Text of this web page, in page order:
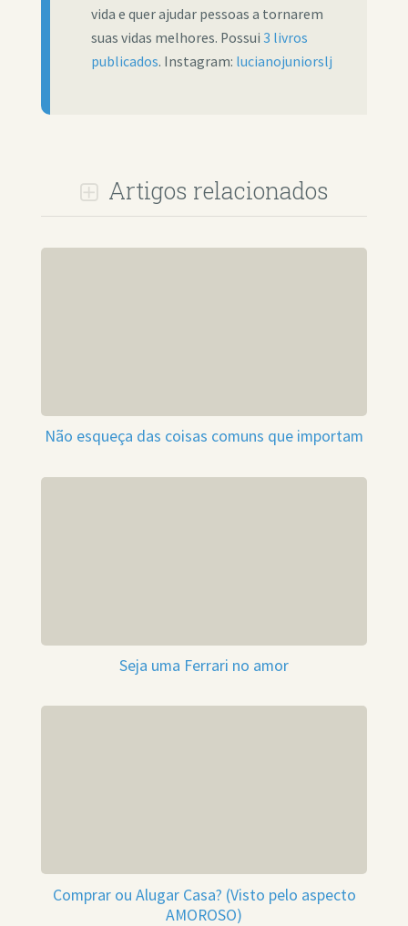
vida e quer ajudar pessoas a tornarem
suas vidas melhores. Possui 3 livros
publicados. Instagram: lucianojuniorslj
Artigos relacionados
Não esqueça das coisas comuns que importam
Seja uma Ferrari no amor
Comprar ou Alugar Casa? (Visto pelo aspecto
AMOROSO)